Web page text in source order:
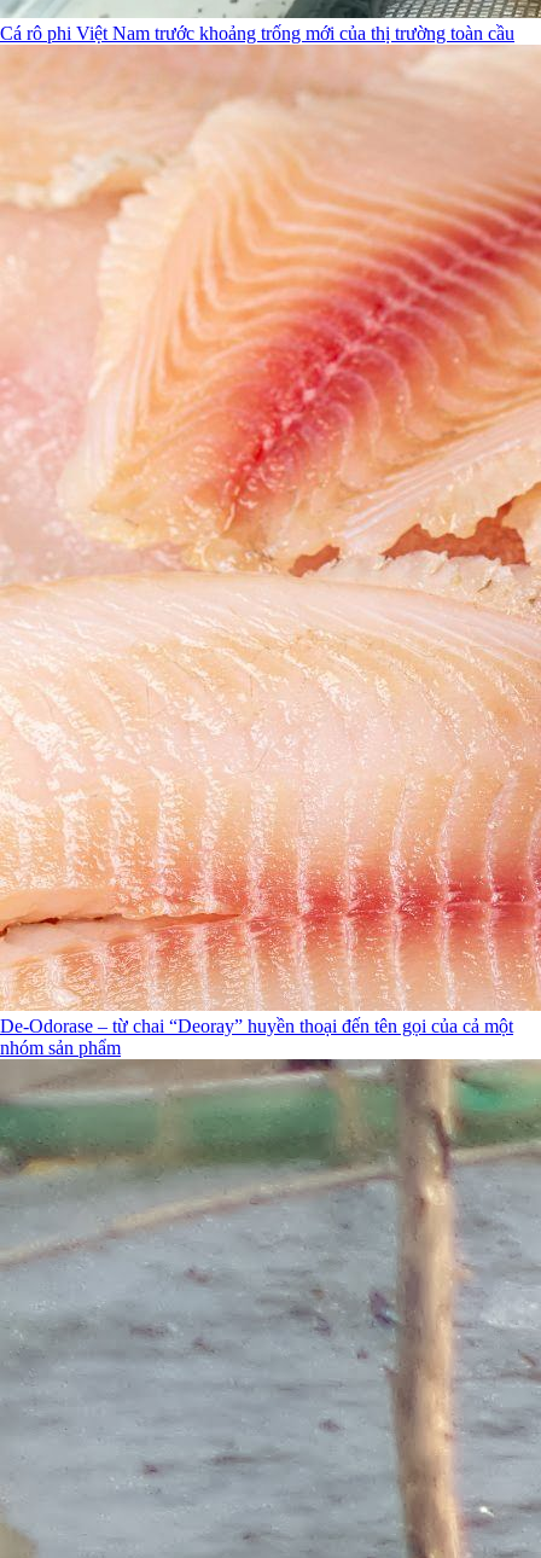
Cá rô phi Việt Nam trước khoảng trống mới của thị trường toàn cầu
De-Odorase – từ chai “Deoray” huyền thoại đến tên gọi của cả một
nhóm sản phẩm